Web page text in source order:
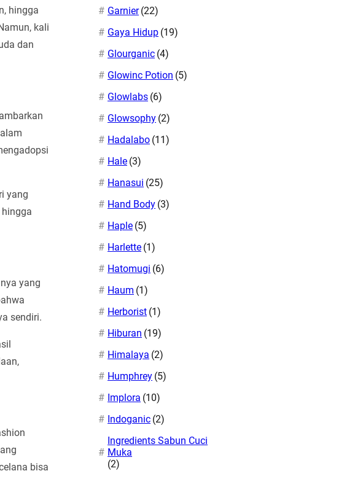
hingga
kali
dan
yang
yang
sendiri.
bisa
Garnier (22)
Gaya Hidup (19)
Glourganic (4)
Glowinc Potion (5)
Glowlabs (6)
Glowsophy (2)
Hadalabo (11)
Hale (3)
Hanasui (25)
Hand Body (3)
Haple (5)
Harlette (1)
Hatomugi (6)
Haum (1)
Herborist (1)
Hiburan (19)
Himalaya (2)
Humphrey (5)
Implora (10)
Indoganic (2)
Ingredients Sabun Cuci
Muka
(2)